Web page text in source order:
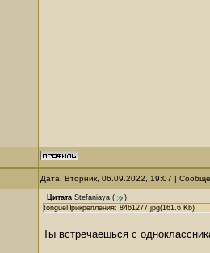
Дата: Вторник, 06.09.2022, 19:07 |
Цитата Stefaniaya (
)
tongueПрикрепления: 8461277.jpg(161.6 Kb)
Ты встречаешься с